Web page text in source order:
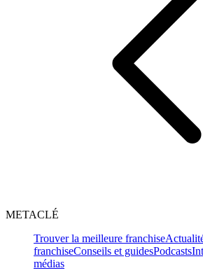
METACLÉ
Trouver la meilleure franchise
franchiseConseils et guidesPodcasts
médias